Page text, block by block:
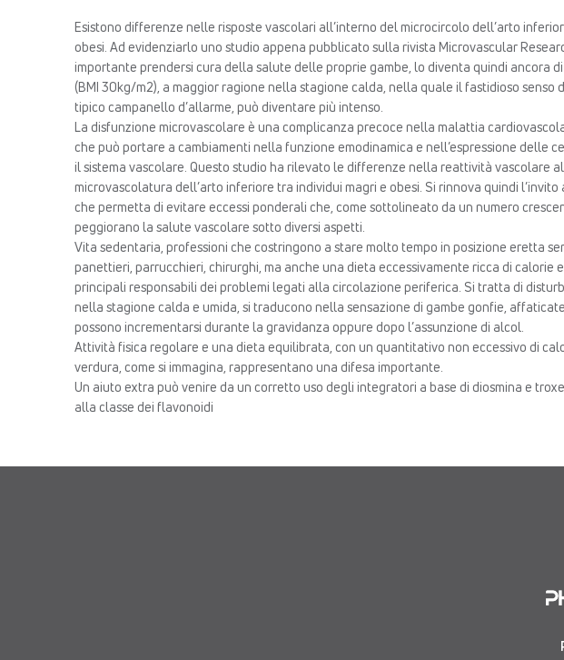
Esistono differenze nelle risposte vascolari all’interno del microcircolo dell’arto
obesi. Ad evidenziarlo uno studio appena pubblicato sulla rivista Microvascular
importante prendersi cura della salute delle proprie gambe, lo diventa quindi ancora
(BMI 30kg/m2), a maggior ragione nella stagione calda, nella quale il fastidioso senso
tipico campanello d’allarme, può diventare più intenso.
La disfunzione microvascolare è una complicanza precoce nella malattia
che può portare a cambiamenti nella funzione emodinamica e nell’espressione delle
il sistema vascolare. Questo studio ha rilevato le differenze nella reattività vascolare
microvascolatura dell’arto inferiore tra individui magri e obesi. Si rinnova quindi l’invito
che permetta di evitare eccessi ponderali che, come sottolineato da un numero
peggiorano la salute vascolare sotto diversi aspetti.
Vita sedentaria, professioni che costringono a stare molto tempo in posizione eretta
panettieri, parrucchieri, chirurghi, ma anche una dieta eccessivamente ricca di calorie
principali responsabili dei problemi legati alla circolazione periferica. Si tratta di
nella stagione calda e umida, si traducono nella sensazione di gambe gonfie,
possono incrementarsi durante la gravidanza oppure dopo l’assunzione di alcol.
Attività fisica regolare e una dieta equilibrata, con un quantitativo non eccessivo di
verdura, come si immagina, rappresentano una difesa importante.
Un aiuto extra può venire da un corretto uso degli integratori a base di diosmina e
alla classe dei flavonoidi